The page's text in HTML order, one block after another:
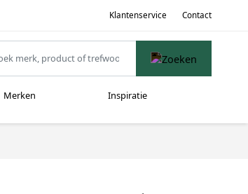
Klantenservice Contact
Merken Inspiratie